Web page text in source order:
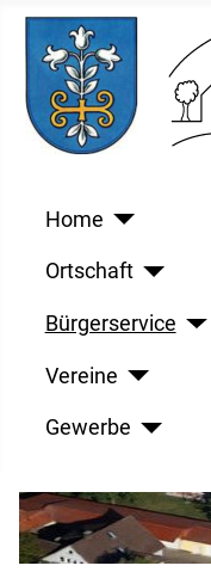
Home
Ortschaft
Bürgerservice
Vereine
Gewerbe